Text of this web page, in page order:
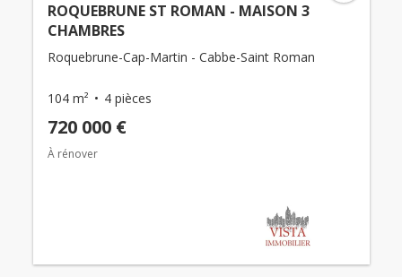
ROQUEBRUNE ST ROMAN - MAISON 3
CHAMBRES
Roquebrune-Cap-Martin - Cabbe-Saint Roman
104 m² 4 pièces
720 000 €
À rénover